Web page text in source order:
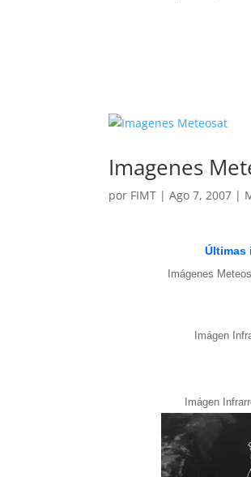
Imagenes
por FIMT |Ago 7, 2007 |
Últimas
Imágenes
Imágen
Imágen